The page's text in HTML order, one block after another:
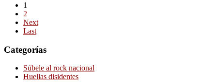
1
2
Next
Last
Categorías
Súbele al rock nacional
Huellas disidentes